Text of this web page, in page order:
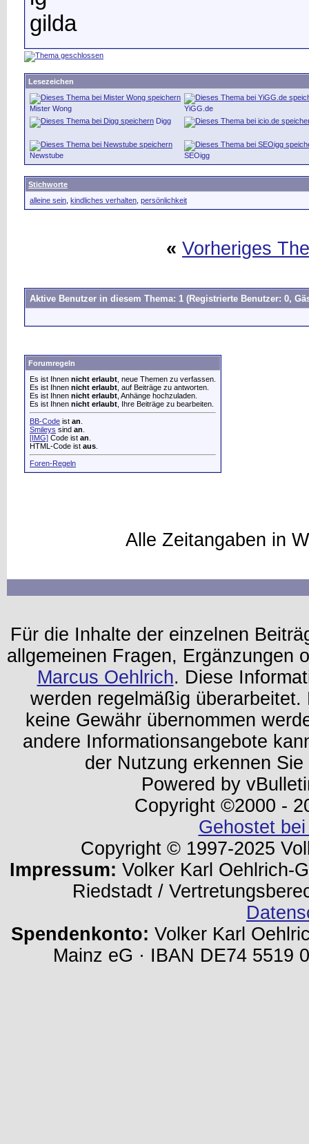
gilda
Lesezeichen
Mister Wong
YiGG.de
Digg
Newstube SEOigg
Stichworte
alleine sein kindliches verhalten persönlichkeit
« Vorheriges
Aktive Benutzer in diesem Thema: 1 (Registrierte Benutzer: 0,
Forumregeln
Es ist Ihnen nicht erlaubt , neue Themen zu verfassen.
Es ist Ihnen nicht erlaubt , auf Beiträge zu antworten.
Es ist Ihnen nicht erlaubt , Anhänge hochzuladen.
Es ist Ihnen nicht erlaubt , Ihre Beiträge zu bearbeiten.
BB-Code ist an
Smileys sind an
[IMG] Code ist an
HTML-Code ist aus
Foren-Regeln
Alle Zeitangaben in
Für die Inhalte der einzelnen
allgemeinen Fragen, Ergänzungen
Marcus Oehlrich. Diese
werden regelmäßig
keine Gewähr übernommen
andere Informationsangebote
der Nutzung erkennen
Powered by
Copyright ©2000 -
Gehostet
Copyright © 1997-2025
Impressum: Volker Karl Oehlrich-
Riedstadt /
Spendenkonto: Volker Karl
Mainz eG · IBAN DE74 5519